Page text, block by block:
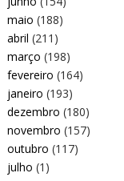
maio (188)
abril (211)
março (198)
fevereiro (164)
janeiro (193)
dezembro (180)
novembro (157)
outubro (117)
julho (1)